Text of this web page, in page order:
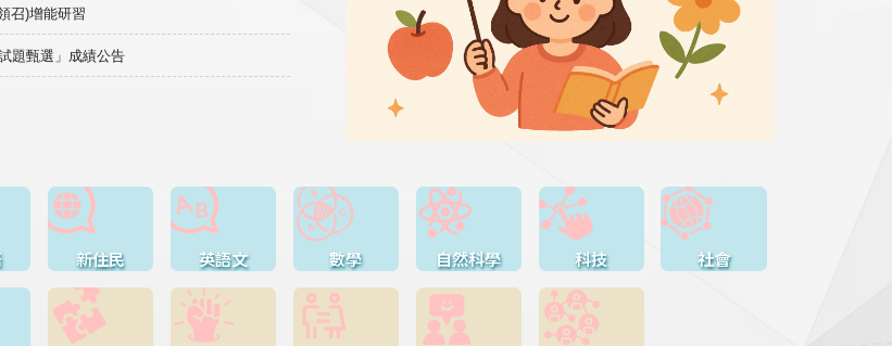
召)增能研習
題甄選」成績公告
新住民 英語文 數學 自然科學 科技 社會